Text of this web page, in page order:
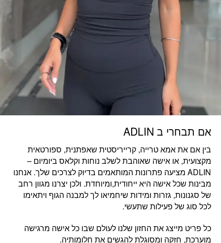
אם תבחרי ב ADLIN
בין אם אתאמא טרייה, קרייריסטית שאפתנית, ספורטאית
מקצועית, או אישה שאוהבת לשלב נוחות וקלאס ביומיום –
ADLIN מציעה פתרונות המותאמים בדיוק לצרכים שלך. אנחנו
מבינות שכל אישה היא ייחודית,ומיוחדת. ולכן יצרנו מגוון רחב
של סגנונות, גזרות ומידות שיחמיאו לך למבנה הגוף ויתאימו
לכל סוג של פעילות שתעשי.
כל פריט מייצג את החזון שלנו לעולם שבו כל אישה מרגישה
מוערכת, חזקה ומסוגלת להגשים את חלומותיה.